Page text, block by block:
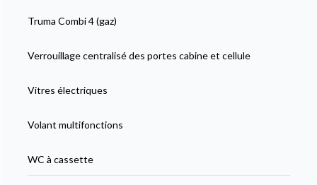
Truma Combi 4 (gaz)
Verrouillage centralisé des portes cabine et cellule
Vitres électriques
Volant multifonctions
WC à cassette